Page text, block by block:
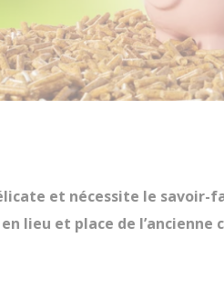
et nécessite le savoir-
lieu et place de